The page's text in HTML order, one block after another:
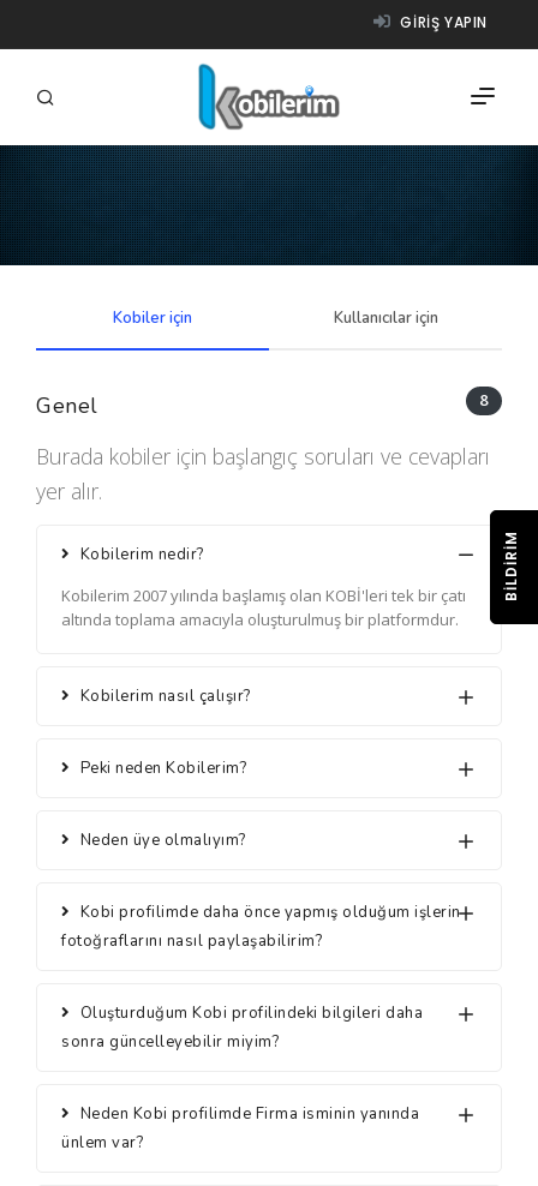
GIRIŞ YAPIN
FIRMALAR
NASIL ÇALIŞIR?
Kobiler için Kullanıcılar için
Genel 8
Burada kobiler için başlangıç soruları ve cevapları
yer alır.
Kobilerim nedir?
Kobilerim 2007 yılında başlamış olan KOBİ'leri tek bir çatı
altında toplama amacıyla oluşturulmuş bir platformdur.
Kobilerim nasıl çalışır?
Peki neden Kobilerim?
Neden üye olmalıyım?
Kobi profilimde daha önce yapmış olduğum işlerin
fotoğraflarını nasıl paylaşabilirim?
Oluşturduğum Kobi profilindeki bilgileri daha
sonra güncelleyebilir miyim?
Neden Kobi profilimde Firma isminin yanında
ünlem var?
BILDIRIM